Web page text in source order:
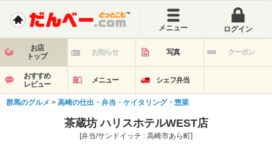
メニュー ログイン
お店
トップ
お知らせ 写真 クーポン
おすすめ
レビュー
メニュー シェフ弁当
群馬のグルメ > 高崎の仕出・弁当・ケイタリング・惣菜
茶蔵坊 ハリスホテルWEST店
[弁当/サンドイッチ : 高崎市あら町]